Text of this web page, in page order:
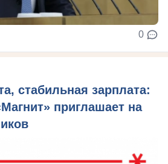
0
стабильная зарплата:
приглашает на